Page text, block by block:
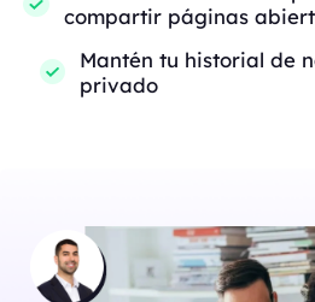
compartir páginas
Mantén tu historial de
privado